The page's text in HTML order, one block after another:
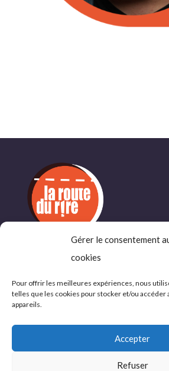
Gérer le consentement
cookies
Pour offrir les meilleures expériences, nous
telles que les cookies pour stocker et/ou accéder
appareils.
Accepter
Refuser
INFORMATIONS
COMPLÉMENTAIRES
Politique de confidentialité